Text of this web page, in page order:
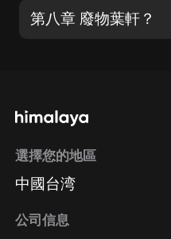
第八章 廢物葉軒？
選擇您的地區
中國台湾
公司信息